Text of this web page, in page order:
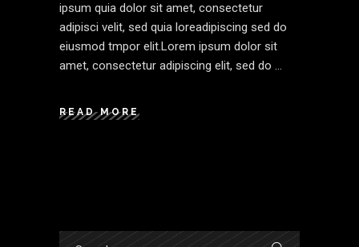
ipsum quia dolor sit amet, consectetur
adipisci velit, sed quia loreadipiscing sed do
eiusmod tmpor elit.Lorem ipsum dolor sit
amet, consectetur adipiscing elit, sed do
READ MORE